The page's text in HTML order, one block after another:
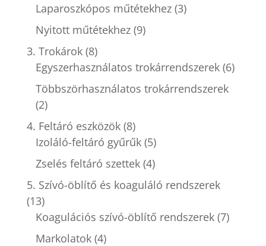
Laparoszkópos műtétekhez (3)
Nyitott műtétekhez (9)
3. Trokárok (8)
Egyszerhasználatos trokárrendszerek (6)
Többszörhasználatos trokárrendszerek
(2)
4. Feltáró eszközök (8)
Izoláló-feltáró gyűrűk (5)
Zselés feltáró szettek (4)
5. Szívó-öblítő és koaguláló rendszerek
(13)
Koagulációs szívó-öblítő rendszerek (7)
Markolatok (4)